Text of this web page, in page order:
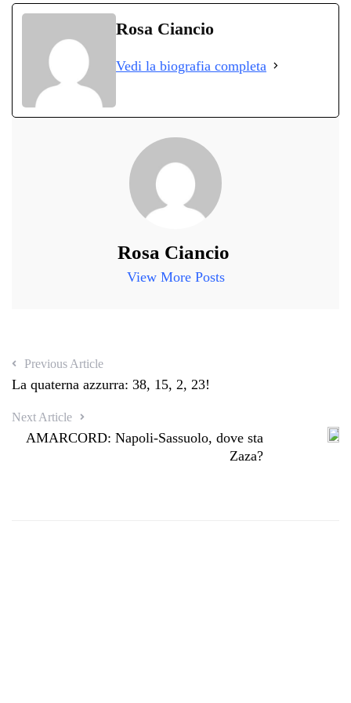
ok r
ts
pp
gr
m
ed di
di
Rosa Ciancio
Vedi la biografia completa
Rosa Ciancio
View More Posts
Previous Article
La quaterna azzurra: 38, 15, 2, 23!
Next Article
AMARCORD: Napoli-Sassuolo, dove sta
Zaza?